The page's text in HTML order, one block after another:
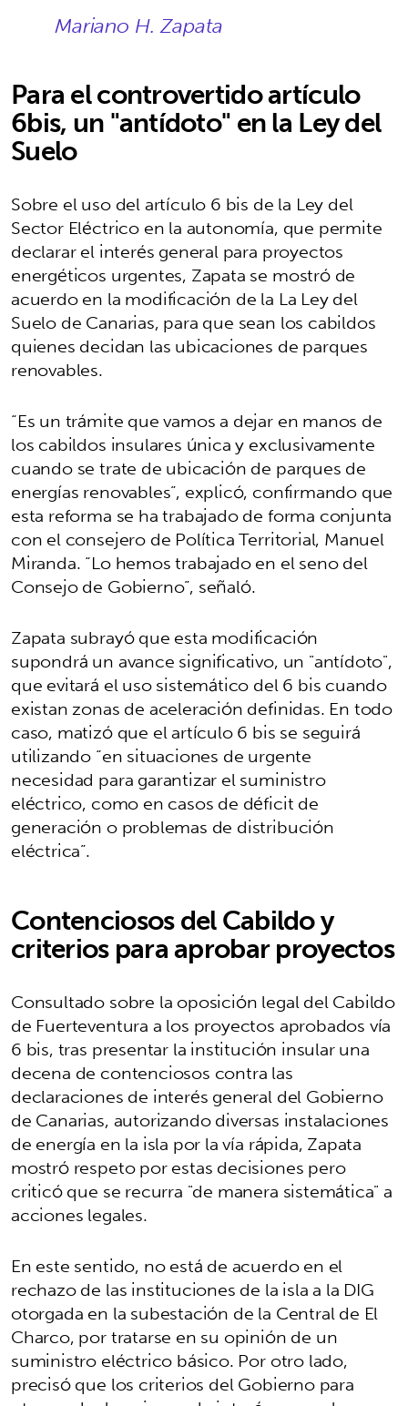
Mariano H. Zapata
Para el controvertido artículo
6bis, un "antídoto" en la Ley del
Suelo
Sobre el uso del artículo 6 bis de la Ley del
Sector Eléctrico en la autonomía, que permite
declarar el interés general para proyectos
energéticos urgentes, Zapata se mostró de
acuerdo en la modificación de la La Ley del
Suelo de Canarias, para que sean los cabildos
quienes decidan las ubicaciones de parques
renovables.
“Es un trámite que vamos a dejar en manos de
los cabildos insulares única y exclusivamente
cuando se trate de ubicación de parques de
energías renovables”, explicó, confirmando que
esta reforma se ha trabajado de forma conjunta
con el consejero de Política Territorial, Manuel
Miranda. “Lo hemos trabajado en el seno del
Consejo de Gobierno”, señaló.
Zapata subrayó que esta modificación
supondrá un avance significativo, un "antídoto",
que evitará el uso sistemático del 6 bis cuando
existan zonas de aceleración definidas. En todo
caso, matizó que el artículo 6 bis se seguirá
utilizando “en situaciones de urgente
necesidad para garantizar el suministro
eléctrico, como en casos de déficit de
generación o problemas de distribución
eléctrica”.
Contenciosos del Cabildo y
criterios para aprobar proyectos
Consultado sobre la oposición legal del Cabildo
de Fuerteventura a los proyectos aprobados vía
6 bis, tras presentar la institución insular una
decena de contenciosos contra las
declaraciones de interés general del Gobierno
de Canarias, autorizando diversas instalaciones
de energía en la isla por la vía rápida, Zapata
mostró respeto por estas decisiones pero
criticó que se recurra "de manera sistemática" a
acciones legales.
En este sentido, no está de acuerdo en el
rechazo de las instituciones de la isla a la DIG
otorgada en la subestación de la Central de El
Charco, por tratarse en su opinión de un
suministro eléctrico básico. Por otro lado,
precisó que los criterios del Gobierno para